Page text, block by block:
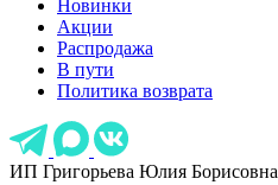
Новинки
Акции
Распродажа
В пути
Политика возврата
ИП Григорьева Юлия Борисовна